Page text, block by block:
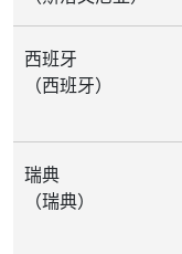
西班牙
（西班牙）
瑞典
（瑞典）